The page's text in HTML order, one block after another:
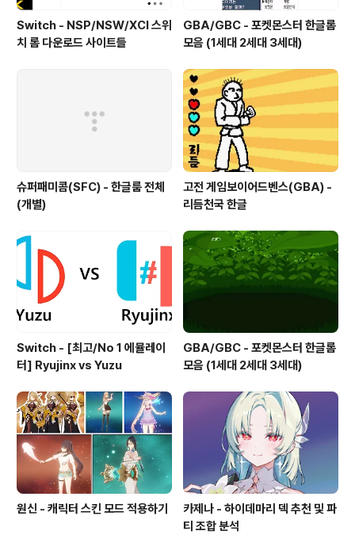
Switch - NSP/NSW/XCI 스위
치 롬 다운로드 사이트들
GBA/GBC - 포켓몬스터 한글롬
모음 (1세대 2세대 3세대)
슈퍼패미콤(SFC) - 한글룸 전체
(개별)
고전 게임보이어드벤스(GBA) -
리듬천국 한글
Switch - [최고/No 1 에뮬레이
터] Ryujinx vs Yuzu
GBA/GBC - 포켓몬스터 한글롬
모음 (1세대 2세대 3세대)
원신 - 캐릭터 스킨 모드 적용하기
카제나 - 하이데마리 덱 추천 및 파
티 조합 분석